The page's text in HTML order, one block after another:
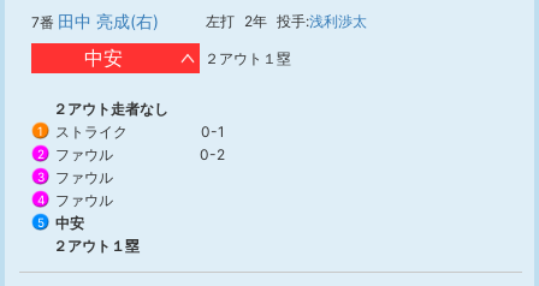
7番 田中 亮成(右) 左打 2年 投手:浅利渉太
中安 ２アウト１塁
２アウト走者なし
1 ストライク 0-1
2 ファウル 0-2
3 ファウル
4 ファウル
5
中安
２アウト１塁